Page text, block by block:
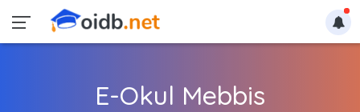
E-Okul Mebbis